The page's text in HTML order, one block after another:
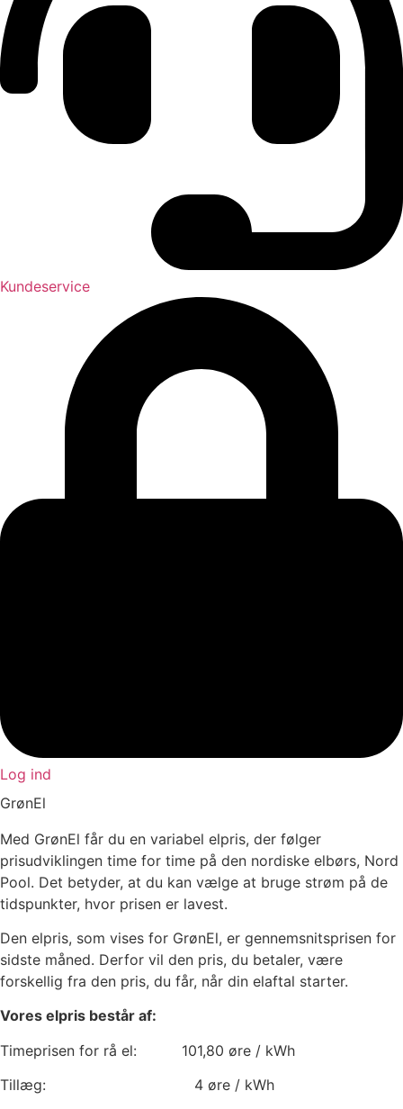
Kundeservice
Log ind
GrønEl
Med GrønEl får du en variabel elpris, der følger
prisudviklingen time for time på den nordiske elbørs, Nord
Pool. Det betyder, at du kan vælge at bruge strøm på de
tidspunkter, hvor prisen er lavest.
Den elpris, som vises for GrønEl, er gennemsnitsprisen for
sidste måned. Derfor vil den pris, du betaler, være
forskellig fra den pris, du får, når din elaftal starter.
Vores elpris består af:
Timeprisen for rå el: 101,80 øre / kWh
Tillæg: 4 øre / kWh